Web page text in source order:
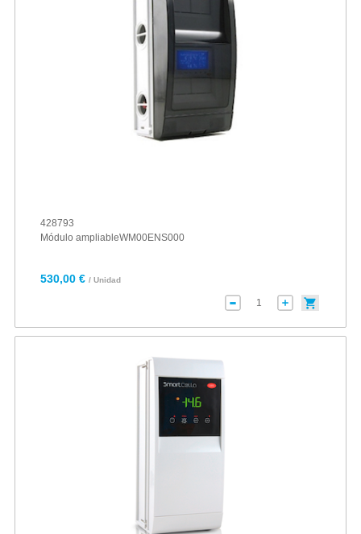
428793
Módulo ampliableWM00ENS000
530,00 € / Unidad